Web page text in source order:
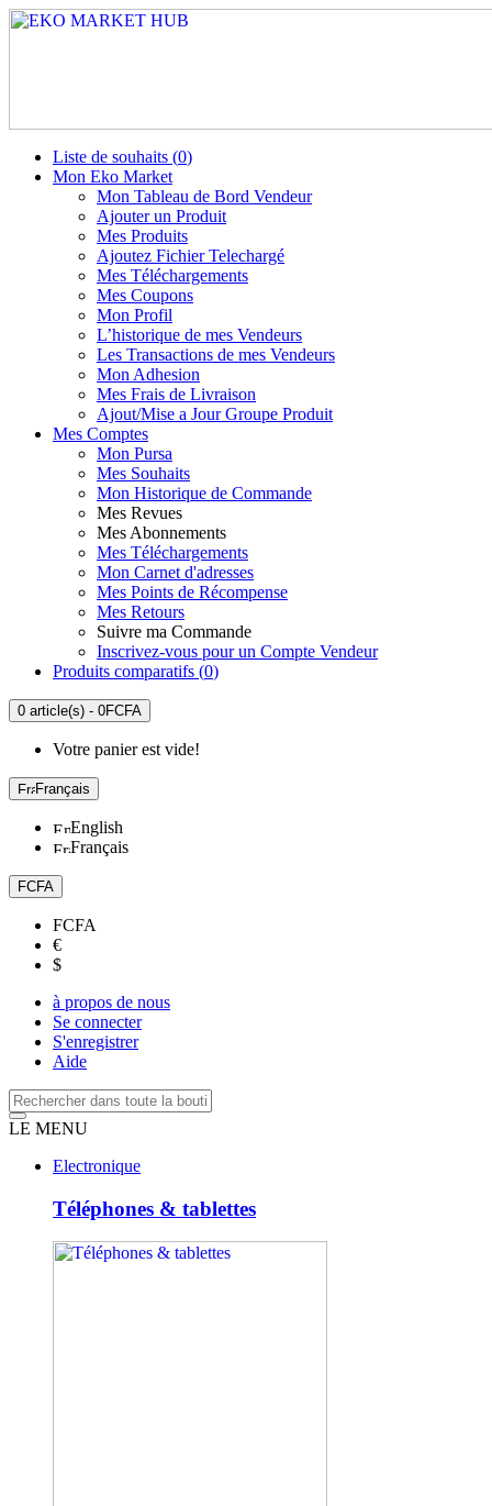
Liste de souhaits (0)
Mon Eko Market
Mon Tableau de Bord Vendeur
Ajouter un Produit
Mes Produits
Ajoutez Fichier Telechargé
Mes Téléchargements
Mes Coupons
Mon Profil
L’historique de mes Vendeurs
Les Transactions de mes Vendeurs
Mon Adhesion
Mes Frais de Livraison
Ajout/Mise a Jour Groupe Produit
Mes Comptes
Mon Pursa
Mes Souhaits
Mon Historique de Commande
Mes Revues
Mes Abonnements
Mes Téléchargements
Mon Carnet d'adresses
Mes Points de Récompense
Mes Retours
Suivre ma Commande
Inscrivez-vous pour un Compte Vendeur
Produits comparatifs (0)
0 article(s) - 0FCFA
Votre panier est vide!
Français
English
Français
FCFA
FCFA
€
$
à propos de nous
Se connecter
S'enregistrer
Aide
LE MENU
Electronique
Téléphones & tablettes